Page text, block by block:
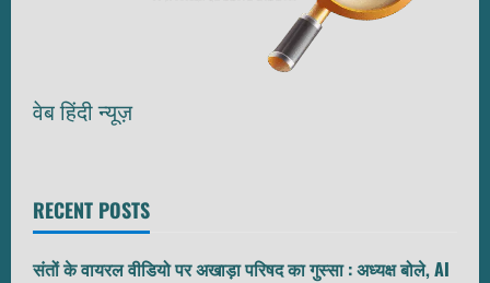
वेब हिंदी न्यूज़
RECENT POSTS
संतों के वायरल वीडियो पर अखाड़ा परिषद का गुस्सा : अध्यक्ष बोले, AI